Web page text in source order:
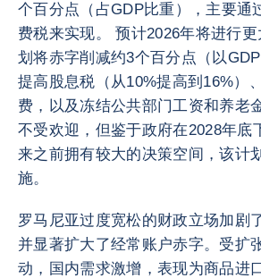
个百分点（占GDP比重），主要通
费税来实现。 预计2026年将进行
划将赤字削减约3个百分点（以
提高股息税（从10%提高到16%）
费，以及冻结公共部门工资和养老
不受欢迎，但鉴于政府在2028年底
来之前拥有较大的决策空间，该计
施。
罗马尼亚过度宽松的财政立场加剧
并显著扩大了经常账户赤字。受扩
动，国内需求激增，表现为商品进